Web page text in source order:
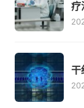
疗
干